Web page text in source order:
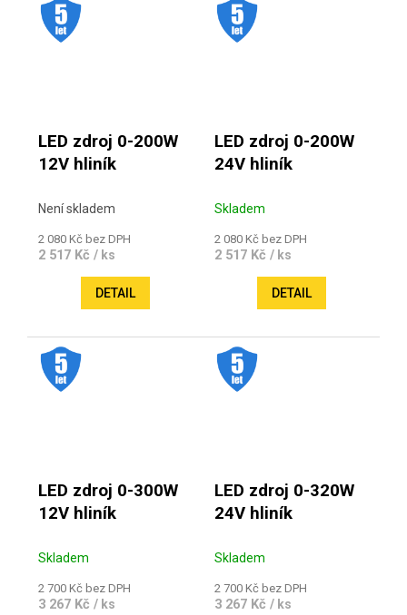
.
LED zdroj 0-200W
12V hliník
Není skladem
2 080 Kč bez DPH
2 517 Kč / ks
DETAIL
.
LED zdroj 0-200W
24V hliník
Skladem
2 080 Kč bez DPH
2 517 Kč / ks
DETAIL
.
LED zdroj 0-300W
12V hliník
Skladem
2 700 Kč bez DPH
3 267 Kč / ks
.
LED zdroj 0-320W
24V hliník
Skladem
2 700 Kč bez DPH
3 267 Kč / ks